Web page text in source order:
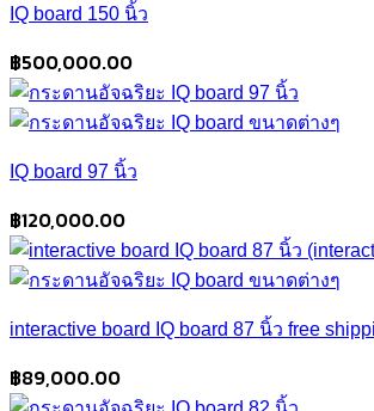
IQ board 150 นิ้ว
฿500,000.00
IQ board 97 นิ้ว
฿120,000.00
interactive board IQ board 87 นิ้ว free
฿89,000.00